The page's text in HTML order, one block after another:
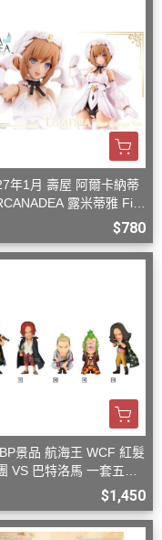
年1月 壽屋 阿爾卡納蒂
露米蒂雅 Firs
$780
景品 航海王 WCF 紅髮
VS 巴特洛馬 一套五款
$1,450